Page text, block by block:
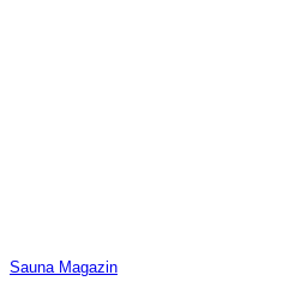
Sauna Magazin